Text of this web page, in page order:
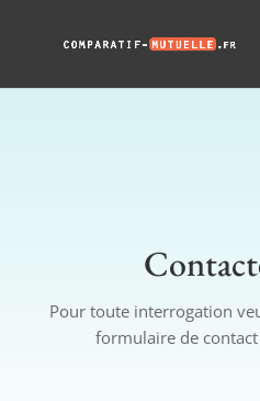
Pour toute interrogation
formulaire de